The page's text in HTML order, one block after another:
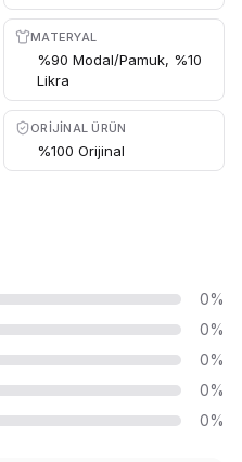
MATERYAL
%90 Modal/Pamuk, %10
Likra
ORIJINAL ÜRÜN
%100 Orijinal
0%
0%
0%
0%
0%